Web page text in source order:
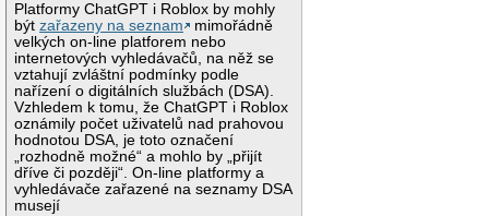
Platformy ChatGPT i Roblox by mohly
býtzařazeny na seznam
mimořádně
velkých on-line platforem nebo
internetových vyhledávačů, na něž se
vztahují zvláštní podmínky podle
nařízení o digitálních službách (DSA).
Vzhledem k tomu, že ChatGPT i Roblox
oznámily počet uživatelů nad prahovou
hodnotou DSA, je toto označení
„rozhodně možné“ a mohlo by „přijít
dříve či později“. On-line platformy a
vyhledávače zařazené na seznamy DSA
musejí